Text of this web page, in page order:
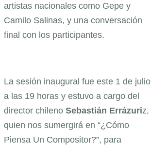
artistas nacionales como Gepe y
Camilo Salinas, y una conversación
final con los participantes.
La sesión inaugural fue este 1 de julio
a las 19 horas y estuvo a cargo del
director chileno Sebastián Errázuriz,
quien nos sumergirá en “¿Cómo
Piensa Un Compositor?”, para